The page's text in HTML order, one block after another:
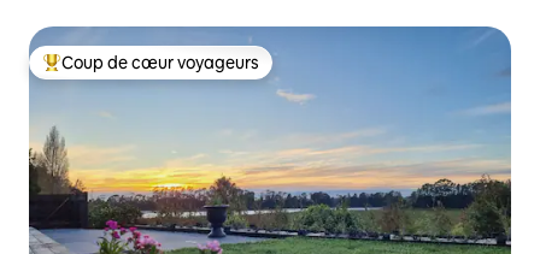
Coup de cœur voyageurs parmi les plus aimés
Coup de cœur voyageurs